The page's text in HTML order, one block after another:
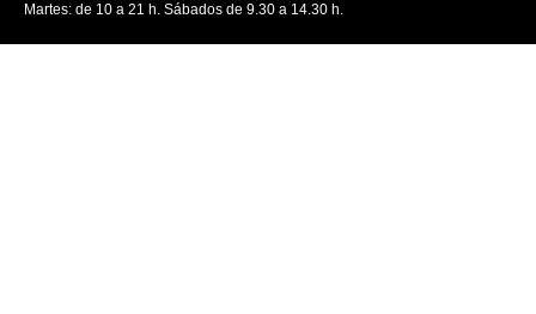
Martes: de 10 a 21 h. Sábados de 9.30 a 14.30 h.